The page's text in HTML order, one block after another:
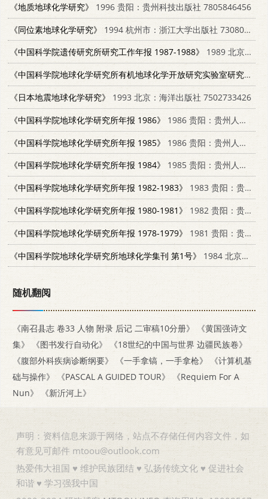
《地质地球化学研究》
1996 贵阳：贵州科技出版社 7805846456
《同位素地球化学研究》 1994 杭州市：浙江大学出版社 7308014452
《中国科学院遗传研究所研究工作年报 1987-1988》
1989 北京：科学出版社 703001474X
《中国科学院地球化学研究所有机地球化学开放研究实验室研究年报 1986 生物标志物和干酪根 1986.6.7-6.14学术会议》
《日本地震地球化学研究》
1993 北京：海洋出版社 7502733426
《中国科学院地球化学研究所年报 1986》
1986 贵阳：贵州人民出版社 13115·75
《中国科学院地球化学研究所年报 1985》
1986 贵阳：贵州人民出版社 13115·76
《中国科学院地球化学研究所年报 1984》
1985 贵阳：贵州人民出版社 13115·59
《中国科学院地球化学研究所年报 1982-1983》
1983 贵阳：贵州人民出版社 13115·46
《中国科学院地球化学研究所年报 1980-1981》
1982 贵阳：贵州人民出版社 13115·39
《中国科学院地球化学研究所年报 1978-1979》
1981 贵阳：贵州人民出版社 13115·29
《中国科学院地球化学研究所地球化学集刊 第1号》
1984 北京：科学出版社 13031·2729
随机翻阅
《南召县志 卷33 人物 附录 后记 二审稿10分册》
《黄国强诗文
集》
《图书发行自动化》
《18世纪的中国与世界 边疆民族卷》
《腹部外科疾病诊断纲要》
《一手拿镐，一手拿枪》
《计算机基
础与操作》
《PASCAL A GUIDED TOUR》
《Requiem For A
Nun》
《新沂河上》
声明：资料信息来源于网络，站点不存储任何内容文件，如
有意见可邮件 mtoou@outlook.com
热爱伟大祖国 ♥ 维护民族团结 ♥ 弘扬传统文化 ♥ 促进社会
和谐 ♥ 学习强我中国